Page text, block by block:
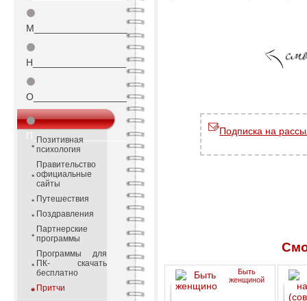
⚫
М_________________
⚫
Н_________________
⚫
О_________________
⚫
П_________________
Позитивная
психология
Правительство
официальные
сайты
Путешествия
Поздравления
Партнерские
программы
Программы для
ПК- скачать
бесплатно
Притчи
Подписка на
Быть
женщиной